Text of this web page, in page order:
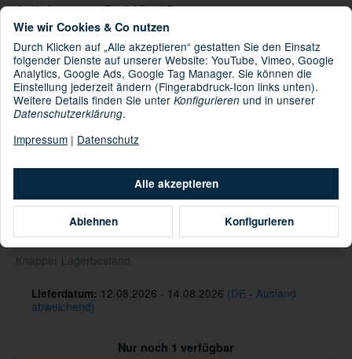
Artikelnummer: EY-OSDU-CF73
GTIN:8428927303660
HAN: 115405.621.10.00
Kategorie:BUFF® Knitted
Material: 100% Polyacryl
Informationen zur Produktsicherheit
Hersteller/EU Verantwortliche Person
37,95 €
inkl. 19% USt. , zzgl.Versand
Knapper Lagerbestand
Lieferdatum: 12.08.2026 - 14.08.2026 (DE - Ausland
abweichend)
Nur noch 1 verfügbar
Alle akzeptieren
Ablehnen Konfigurieren
Wie wir Cookies & Co nutzen
Durch Klicken auf „Alle akzeptieren“ gestatten Sie den Einsatz
folgender Dienste auf unserer Website: YouTube, Vimeo, Google
Analytics, Google Ads, Google Tag Manager. Sie können die
Einstellung jederzeit ändern (Fingerabdruck-Icon links unten).
Weitere Details finden Sie unter Konfigurieren und in unserer
Datenschutzerklärung.
Impressum | Datenschutz